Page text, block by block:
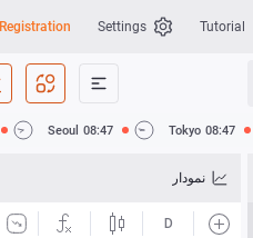
Tutorial
Settings
Registration
08:47
Tokyo
08:47
Seoul
نمودار